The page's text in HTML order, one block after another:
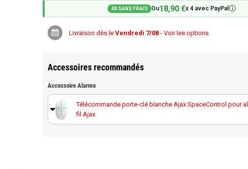
4X SANS FRAIS Ou18,90 €x 4 avec PayPal🛈
Livraison dès le Vendredi 7/08- Voir les options
Accessoires recommandés
Accessoire Alarme
Télécommande porte-clé blanche Ajax SpaceControl pour
fil Ajax